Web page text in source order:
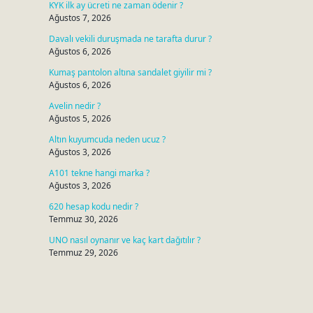
KYK ilk ay ücreti ne zaman ödenir ?
Ağustos 7, 2026
Davalı vekili duruşmada ne tarafta durur ?
Ağustos 6, 2026
Kumaş pantolon altına sandalet giyilir mi ?
Ağustos 6, 2026
Avelin nedir ?
Ağustos 5, 2026
Altın kuyumcuda neden ucuz ?
Ağustos 3, 2026
A101 tekne hangi marka ?
Ağustos 3, 2026
620 hesap kodu nedir ?
Temmuz 30, 2026
UNO nasıl oynanır ve kaç kart dağıtılır ?
Temmuz 29, 2026